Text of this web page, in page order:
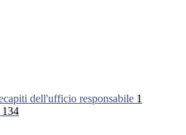
dell'ufficio responsabile 1
134